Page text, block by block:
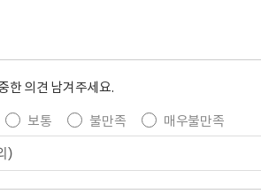
한 의견 남겨주세요.
보통 불만족 매우불만족